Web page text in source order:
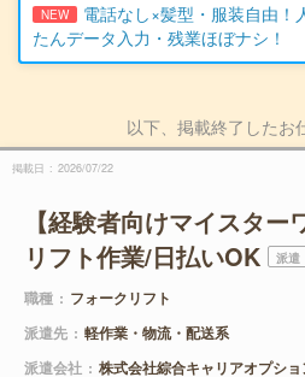
NEW
電話なし×髪型・服装自由！
たんデータ入力・残業ほぼナシ！
以下、掲載終了したお
掲載日 2026/07/22
【経験者向けマイスタ
リフト作業/日払いOK
派遣
職種
フォークリフト
派遣先
軽作業・物流・配送系
派遣会社
株式会社綜合キャリアオプシ